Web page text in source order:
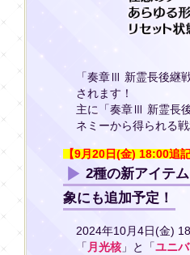
「奏章Ⅲ 新霊長後継
されます！
主に「奏章Ⅲ 新霊長
ネミーから得られる
【9月20日(金) 18:00追
2種の新アイテ
象にも追加予定！
2024年10月4日(金)
「 月光核」と「ユニ